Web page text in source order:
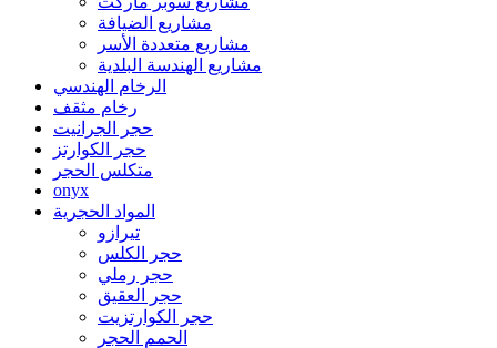
مشاريع الضيافة
مشاريع متعددة الأسر
مشاريع الهندسة البلدية
الرخام الهندسي
رخام مثقف
حجر الجرانيت
حجر الكوارتز
متكلس الحجر
onyx
المواد الحجرية
تيرازو
حجر الكلس
حجر رملي
حجر العقيق
حجر الكوارتزيت
الحمم الحجر